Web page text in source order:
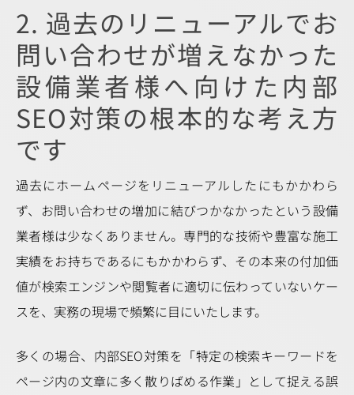
2. 過去のリニューアルでお
問い合わせが増えなかった
設備業者様へ向けた内部
SEO対策の根本的な考え方
です
過去にホームページをリニューアルしたにもかかわら
ず、お問い合わせの増加に結びつかなかったという設備
業者様は少なくありません。専門的な技術や豊富な施工
実績をお持ちであるにもかかわらず、その本来の付加価
値が検索エンジンや閲覧者に適切に伝わっていないケー
スを、実務の現場で頻繁に目にいたします。
多くの場合、内部SEO対策を「特定の検索キーワードを
ページ内の文章に多く散りばめる作業」として捉える誤